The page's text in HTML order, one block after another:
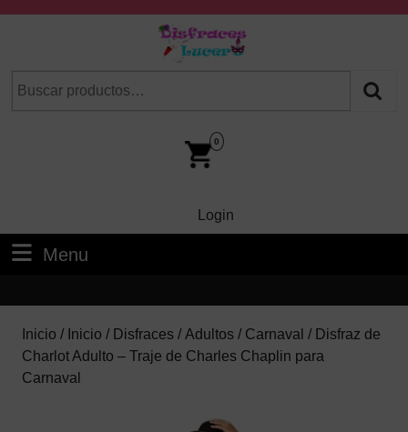
Cuando hay resultados autocompletados, puedes utilizar
0
LoginLogin
Menu
Inicio / Inicio / Disfraces / Adultos / Carnaval / Disfraz de
Charlot Adulto – Traje de Charles Chaplin para
Carnaval